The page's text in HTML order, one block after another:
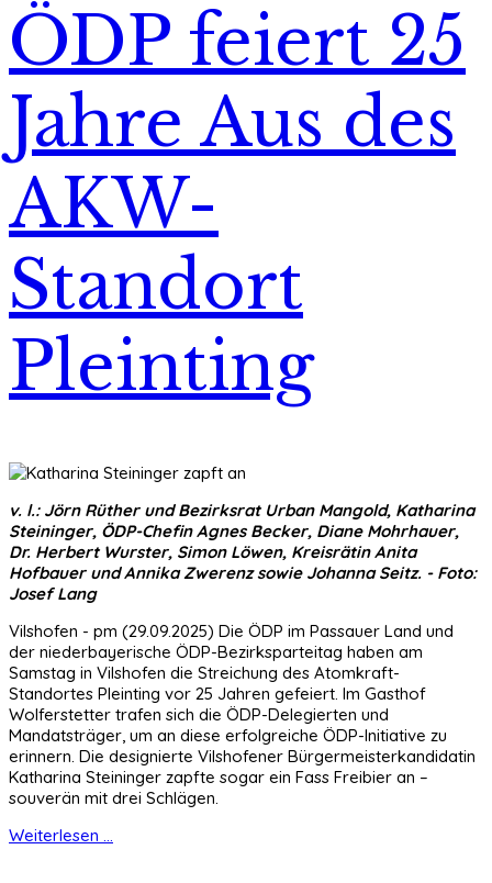
ÖDP feiert 25
Jahre Aus des
AKW-
Standort
Pleinting
v. l.: Jörn Rüther und Bezirksrat Urban Mangold, Katharina
Steininger, ÖDP-Chefin Agnes Becker, Diane Mohrhauer,
Dr. Herbert Wurster, Simon Löwen, Kreisrätin Anita
Hofbauer und Annika Zwerenz sowie Johanna Seitz. - Foto:
Josef Lang
Vilshofen - pm (29.09.2025) Die ÖDP im Passauer Land und
der niederbayerische ÖDP-Bezirksparteitag haben am
Samstag in Vilshofen die Streichung des Atomkraft-
Standortes Pleinting vor 25 Jahren gefeiert. Im Gasthof
Wolferstetter trafen sich die ÖDP-Delegierten und
Mandatsträger, um an diese erfolgreiche ÖDP-Initiative zu
erinnern. Die designierte Vilshofener Bürgermeisterkandidatin
Katharina Steininger zapfte sogar ein Fass Freibier an –
souverän mit drei Schlägen.
Weiterlesen ...